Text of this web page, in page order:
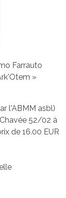
Farrauto
»
l'ABMM asbl)
52/02 à
de 16.00 EUR